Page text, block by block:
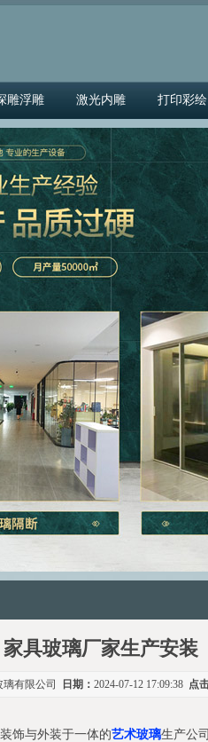
雕浮雕 激光内雕 打印彩绘
家具玻璃厂家生产安装
有限公司 日期： 2024-07-12 17:09:38 点
饰与外装于一体的艺术玻璃生产公